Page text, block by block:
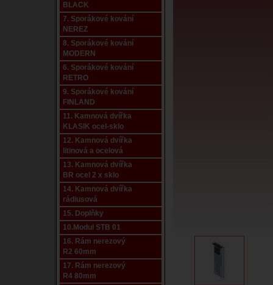
BLACK
7. Sporákové kování
NEREZ
8. Sporákové kování
MODERN
6. Sporákové kování
RETRO
9. Sporákové kování
FINLAND
11. Kamnová dvířka
KLASIK ocel-sklo
12. Kamnová dvířka
litinová a ocelová
13. Kamnová dvířka
BR ocel 2 x sklo
14. Kamnová dvířka
rádiusová
15. Doplňky
10.Modul STB 01
16. Rám nerezový
R2 60mm
17. Rám nerezový
R4 80mm